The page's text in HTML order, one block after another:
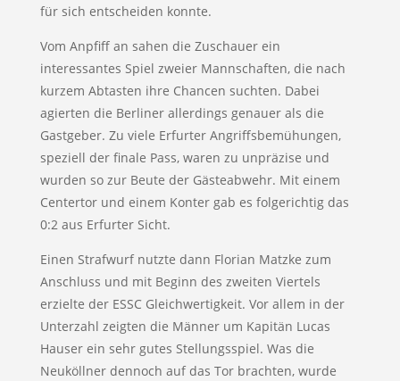
für sich entscheiden konnte.
Vom Anpfiff an sahen die Zuschauer ein
interessantes Spiel zweier Mannschaften, die nach
kurzem Abtasten ihre Chancen suchten. Dabei
agierten die Berliner allerdings genauer als die
Gastgeber. Zu viele Erfurter Angriffsbemühungen,
speziell der finale Pass, waren zu unpräzise und
wurden so zur Beute der Gästeabwehr. Mit einem
Centertor und einem Konter gab es folgerichtig das
0:2 aus Erfurter Sicht.
Einen Strafwurf nutzte dann Florian Matzke zum
Anschluss und mit Beginn des zweiten Viertels
erzielte der ESSC Gleichwertigkeit. Vor allem in der
Unterzahl zeigten die Männer um Kapitän Lucas
Hauser ein sehr gutes Stellungsspiel. Was die
Neuköllner dennoch auf das Tor brachten, wurde